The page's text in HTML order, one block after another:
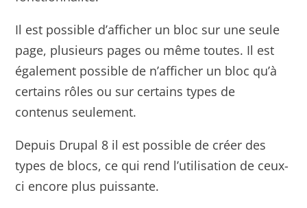
Il est possible d’afficher un bloc sur une seule
page, plusieurs pages ou même toutes. Il est
également possible de n’afficher un bloc qu’à
certains rôles ou sur certains types de
contenus seulement.
Depuis Drupal 8 il est possible de créer des
types de blocs, ce qui rend l’utilisation de ceux-
ci encore plus puissante.